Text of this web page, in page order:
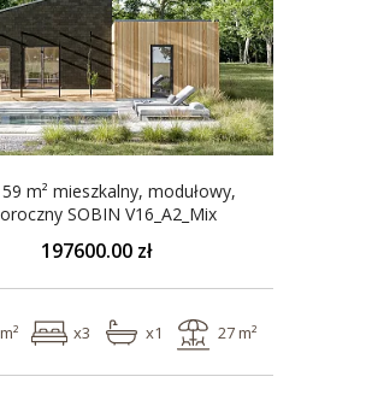
m² mieszkalny, modułowy,
SOBIN V16_A2_Mix
197600.00 zł
x3 x1 27 m²